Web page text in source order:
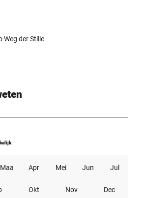
Weg der Stille
Maa Apr Mei Jun Jul
Okt Nov Dec